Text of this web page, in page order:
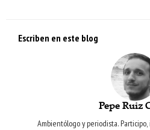
Escriben en este blog
Pepe Ruiz
Ambientólogo y periodista.